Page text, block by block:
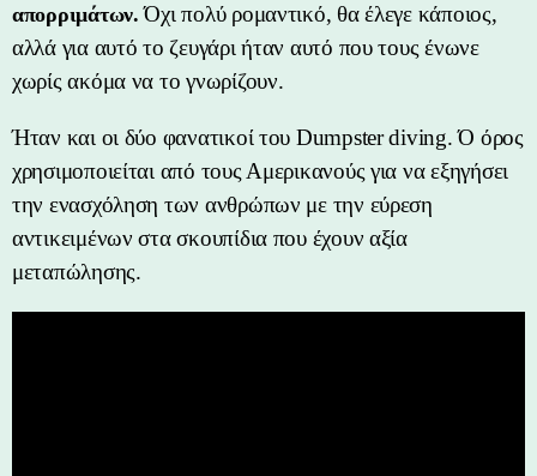
απορριμάτων. Όχι πολύ ρομαντικό, θα έλεγε κάποιος,
αλλά για αυτό το ζευγάρι ήταν αυτό που τους ένωνε
χωρίς ακόμα να το γνωρίζουν.
Ήταν και οι δύο φανατικοί του Dumpster diving. Ό όρος
χρησιμοποιείται από τους Αμερικανούς για να εξηγήσει
την ενασχόληση των ανθρώπων με την εύρεση
αντικειμένων στα σκουπίδια που έχουν αξία
μεταπώλησης.